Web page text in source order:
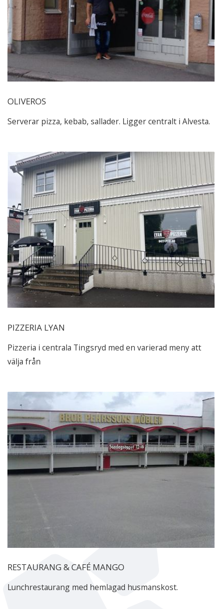
OLIVEROS
Serverar pizza, kebab, sallader. Ligger centralt i Alvesta.
PIZZERIA LYAN
Pizzeria i centrala Tingsryd med en varierad meny att
välja från
RESTAURANG & CAFÉ MANGO
Lunchrestaurang med hemlagad husmanskost.